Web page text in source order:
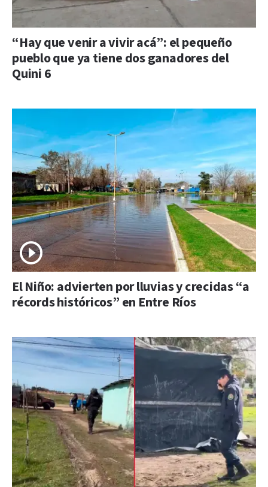
“Hay que venir a vivir acá”: el pequeño
pueblo que ya tiene dos ganadores del
Quini 6
El Niño: advierten por lluvias y crecidas “a
récords históricos” en Entre Ríos